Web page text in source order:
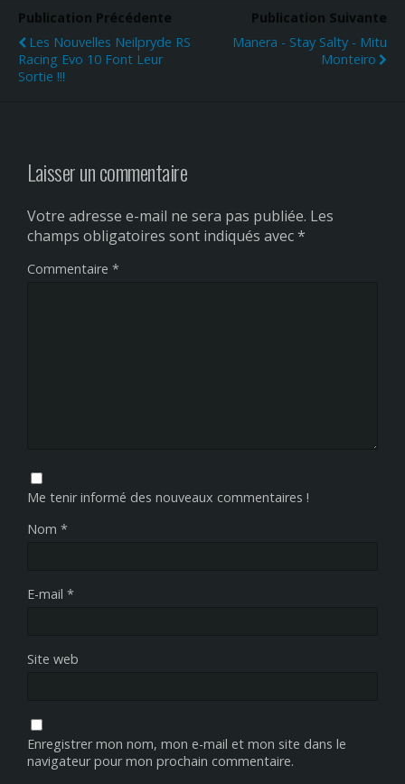
Publication Précédente
Les Nouvelles Neilpryde RS
Racing Evo 10 Font Leur
Sortie !!!
Publication Suivante
Manera - Stay Salty - Mitu
Monteiro
Laisser un commentaire
Votre adresse e-mail ne sera pas publiée. Les
champs obligatoires sont indiqués avec*
Commentaire *
Me tenir informé des nouveaux commentaires !
Nom *
E-mail *
Site web
Enregistrer mon nom, mon e-mail et mon site dans le
navigateur pour mon prochain commentaire.